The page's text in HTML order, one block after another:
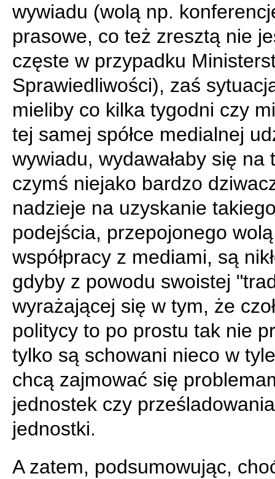
wywiadu (wolą np.
prasowe, co też zresztą nie
częste w przypadku
Sprawiedliwości), zaś
mieliby co kilka tygodni czy
tej samej spółce medialnej
wywiadu, wydawałaby się na
czymś niejako bardzo
nadzieje na uzyskanie
podejścia, przepojonego wolą
współpracy z mediami, są
gdyby z powodu swoistej
wyrażającej się w tym, że
politycy to po prostu tak nie
tylko są schowani nieco w
chcą zajmować się
jednostek czy prześladowania
jednostki.
A zatem, podsumowując,